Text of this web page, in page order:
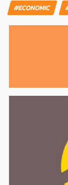
#ECONOMIC